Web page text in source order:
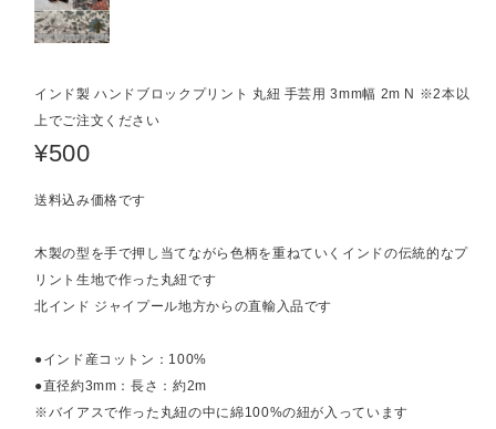
インド製 ハンドブロックプリント 丸紐 手芸用 3mm幅 2m N ※2本以
上でご注文ください
¥500
送料込み価格です
木製の型を手で押し当てながら色柄を重ねていくインドの伝統的なプ
リント生地で作った丸紐です
北インド ジャイプール地方からの直輸入品です
●インド産コットン：100%
●直径約3mm：長さ：約2m
※バイアスで作った丸紐の中に綿100%の紐が入っています